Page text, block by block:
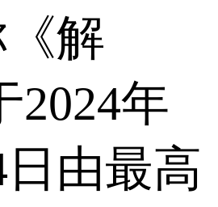
解
2024年
日由最高